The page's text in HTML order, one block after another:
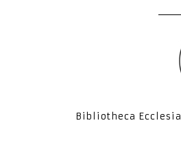
Bibliotheca